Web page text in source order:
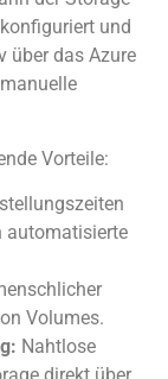
und
über das Azure
Vorteile:
automatisierte
Volumes.
Nahtlose